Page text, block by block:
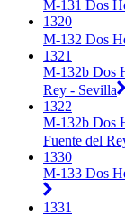
M-131 Dos
1320
M-132 Dos
1321
M-132b Dos
Rey - Sevilla
1322
M-132b Dos
Fuente del
1330
M-133 Dos
1331